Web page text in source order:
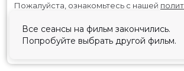
Все сеансы на фильм закончились.
Попробуйте выбрать другой фильм.
Пожалуйста, ознакомьтесь с нашей
Принять